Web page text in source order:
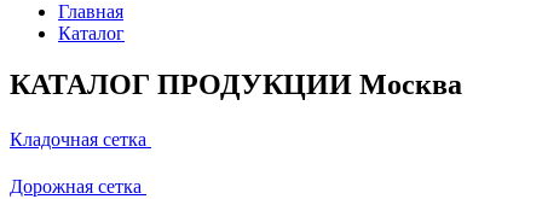
Главная
Каталог
КАТАЛОГ ПРОДУКЦИИ Москва
Кладочная сетка
Дорожная сетка